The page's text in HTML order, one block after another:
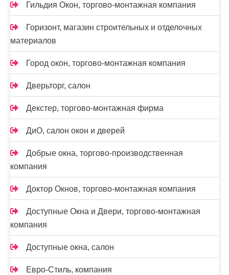
Гильдия Окон, торгово-монтажная компания
Горизонт, магазин строительных и отделочных
материалов
Город окон, торгово-монтажная компания
Дверьторг, салон
Декстер, торгово-монтажная фирма
ДиО, салон окон и дверей
Добрые окна, торгово-производственная
компания
Доктор Окнов, торгово-монтажная компания
Доступные Окна и Двери, торгово-монтажная
компания
Доступные окна, салон
Евро-Стиль, компания